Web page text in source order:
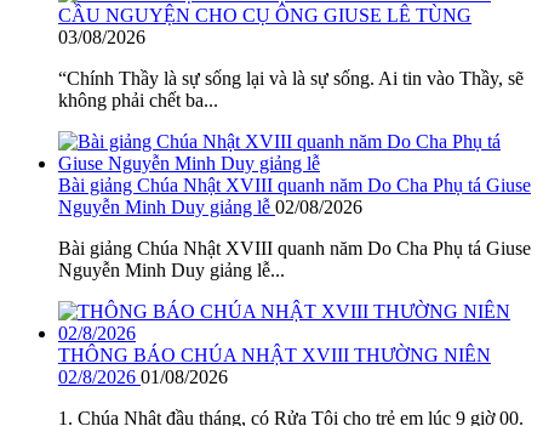
CẦU NGUYỆN CHO CỤ ÔNG GIUSE LÊ TÙNG
03/08/2026
“Chính Thầy là sự sống lại và là sự sống. Ai tin vào Thầy, sẽ
không phải chết ba...
Bài giảng Chúa Nhật XVIII quanh năm Do Cha Phụ tá Giuse
Nguyễn Minh Duy giảng lễ 02/08/2026
Bài giảng Chúa Nhật XVIII quanh năm Do Cha Phụ tá Giuse
Nguyễn Minh Duy giảng lễ...
THÔNG BÁO CHÚA NHẬT XVIII THƯỜNG NIÊN
02/8/2026 01/08/2026
1. Chúa Nhật đầu tháng, có Rửa Tội cho trẻ em lúc 9 giờ 00.